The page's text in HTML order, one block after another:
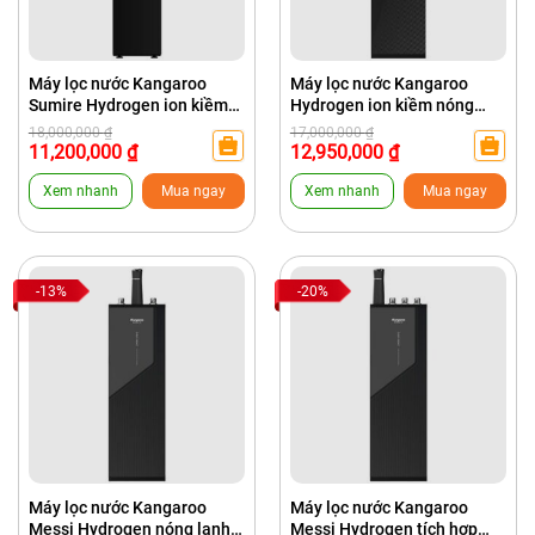
Máy lọc nước Kangaroo
Sumire Hydrogen ion kiềm
KGEP12A1
18,000,000₫
Giá
gốc
là:
18,000,000 ₫.
11,200,000 ₫
Giá
hiện
tại
là:
11,200,000 ₫.
Xem nhanh Mua ngay
Máy lọc nước Kangaroo
Hydrogen ion kiềm nóng
lạnh KG100EHC
17,000,000₫
Giá
gốc
là:
17,000,000 ₫.
12,950,000 ₫
Giá
hiện
tại
là:
12,950,000 ₫.
Xem nhanh Mua ngay
-13%
Máy lọc nước Kangaroo
Messi Hydrogen nóng lạnh
-20%
Máy lọc nước Kangaroo
Messi Hydrogen tích hợp